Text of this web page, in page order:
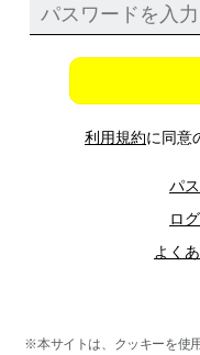
利用規約に同意
パ
ロ
よく
※本サイトは、クッキーを使